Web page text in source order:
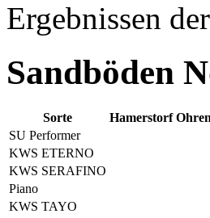
Ergebnissen
Sandböden
Sorte Hamerstorf
SU Performer
KWS ETERNO
KWS SERAFINO
Piano
KWS TAYO